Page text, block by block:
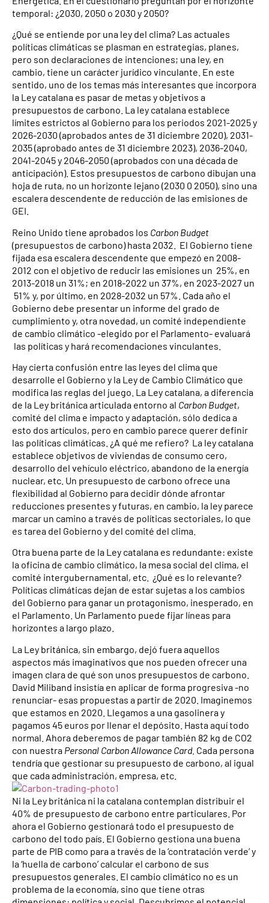
temporal: ¿2030, 2050 o 2030 y 2050?
¿Qué se entiende por una ley del clima? Las actuales
políticas climáticas se plasman en estrategias, planes,
pero son declaraciones de intenciones; una ley, en
cambio, tiene un carácter jurídico vinculante. En este
sentido, uno de los temas más interesantes que incorpora
la Ley catalana es pasar de metas y objetivos a
presupuestos de carbono. La ley catalana establece
límites estrictos al Gobierno para los periodos 2021-2025 y
2026-2030 (aprobados antes de 31 diciembre 2020), 2031-
2035 (aprobado antes de 31 diciembre 2023), 2036-2040,
2041-2045 y 2046-2050 (aprobados con una década de
anticipación). Estos presupuestos de carbono dibujan una
hoja de ruta, no un horizonte lejano (2030 0 2050), sino una
escalera descendente de reducción de las emisiones de
GEI.
Reino Unido tiene aprobados los Carbon Budget
(presupuestos de carbono) hasta 2032. El Gobierno tiene
fijada esa escalera descendente que empezó en 2008-
2012 con el objetivo de reducir las emisiones un 25%, en
2013-2018 un 31%; en 2018-2022 un 37%, en 2023-2027 un
51% y, por último, en 2028-2032 un 57%. Cada año el
Gobierno debe presentar un informe del grado de
cumplimiento y, otra novedad, un comité independiente
de cambio climático -elegido por el Parlamento- evaluará
las políticas y hará recomendaciones vinculantes.
Hay cierta confusión entre las leyes del clima que
desarrolle el Gobierno y la Ley de Cambio Climático que
modifica las reglas del juego. La Ley catalana, a diferencia
de la Ley británica articulada entorno al Carbon Budget,
comité del clima e impacto y adaptación, sólo dedica a
esto dos artículos, pero en cambio parece querer definir
las políticas climáticas. ¿A qué me refiero? La ley catalana
establece objetivos de viviendas de consumo cero,
desarrollo del vehículo eléctrico, abandono de la energía
nuclear, etc. Un presupuesto de carbono ofrece una
flexibilidad al Gobierno para decidir dónde afrontar
reducciones presentes y futuras, en cambio, la ley parece
marcar un camino a través de políticas sectoriales, lo que
es tarea del Gobierno y del comité del clima.
Otra buena parte de la Ley catalana es redundante: existe
la oficina de cambio climático, la mesa social del clima, el
comité intergubernamental, etc. ¿Qué es lo relevante?
Políticas climáticas dejan de estar sujetas a los cambios
del Gobierno para ganar un protagonismo, inesperado, en
el Parlamento. Un Parlamento puede fijar líneas para
horizontes a largo plazo.
La Ley británica, sin embargo, dejó fuera aquellos
aspectos más imaginativos que nos pueden ofrecer una
imagen clara de qué son unos presupuestos de carbono.
David Miliband insistía en aplicar de forma progresiva -no
renunciar- esas propuestas a partir de 2020. Imaginemos
que estamos en 2020. Llegamos a una gasolinera y
pagamos 45 euros por llenar el depósito. Hasta aquí todo
normal. Ahora deberemos de pagar también 82 kg de CO2
con nuestra Personal Carbon Allowance Card. Cada persona
tendría que gestionar su presupuesto de carbono, al igual
que cada administración, empresa, etc.
Ni la Ley británica ni la catalana contemplan distribuir el
40% de presupuesto de carbono entre particulares. Por
ahora el Gobierno gestionará todo el presupuesto de
carbono del todo país. El Gobierno gestiona una buena
parte de PIB como para a través de la ‘contratación verde’ y
la ‘huella de carbono’ calcular el carbono de sus
presupuestos generales. El cambio climático no es un
problema de la economía, sino que tiene otras